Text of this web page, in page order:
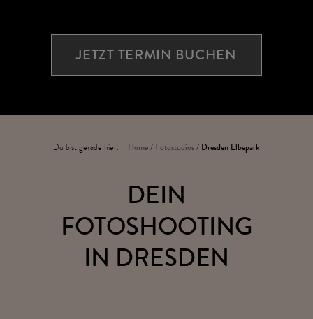
JETZT TERMIN BUCHEN
Du bist gerade hier: Home/ Fotostudios/ Dresden Elbepark
DEIN
FOTOSHOOTING
IN DRESDEN